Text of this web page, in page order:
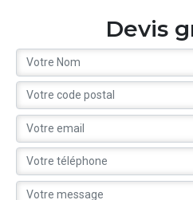
Devis